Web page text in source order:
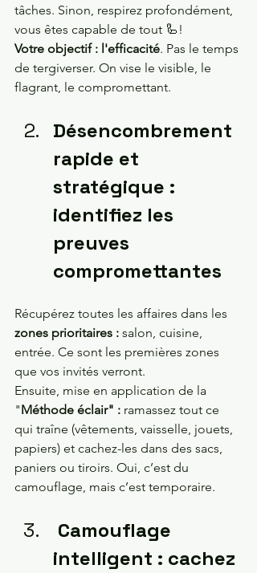
tâches. Sinon, respirez profondément,
vous êtes capable de tout 🦾!
Votre objectif : l'efficacité. Pas le temps
de tergiverser. On vise le visible, le
flagrant, le compromettant.
Désencombrement
rapide et
stratégique :
identifiez les
preuves
compromettantes
Récupérez toutes les affaires dans les
zones prioritaires : salon, cuisine,
entrée. Ce sont les premières zones
que vos invités verront.
Ensuite, mise en application de la
"Méthode éclair" : ramassez tout ce
qui traîne (vêtements, vaisselle, jouets,
papiers) et cachez-les dans des sacs,
paniers ou tiroirs. Oui, c’est du
camouflage, mais c’est temporaire.
intelligent : cachez